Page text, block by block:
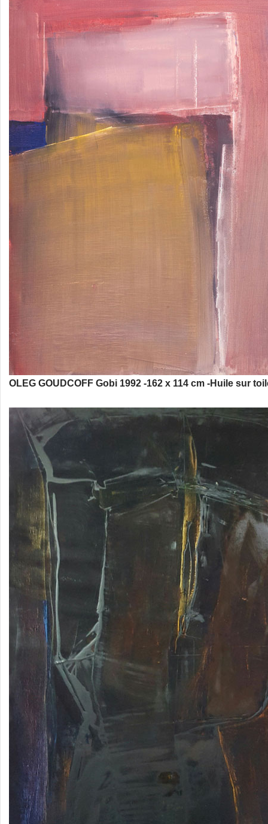
OLEG GOUDCOFF Gobi 1992 -162 x 114 cm -Huile sur